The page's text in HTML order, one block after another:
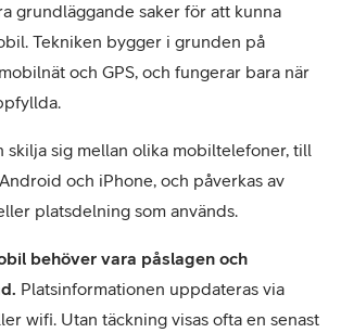
grundläggande saker för att kunna
Tekniken bygger i grunden på
och GPS, och fungerar bara när
skilja sig mellan olika mobiltelefoner, till
och iPhone, och påverkas av
platsdelning som används.
behöver vara påslagen och
Platsinformationen uppdateras via
wifi. Utan täckning visas ofta en senast